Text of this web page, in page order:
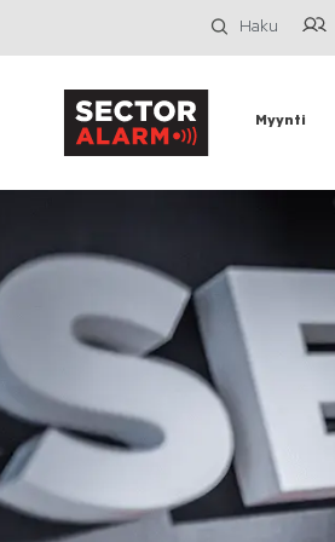
Myynti
Haku